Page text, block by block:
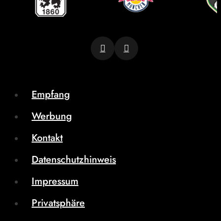
Empfang
Werbung
Kontakt
Datenschutzhinweis
Impressum
Privatsphäre